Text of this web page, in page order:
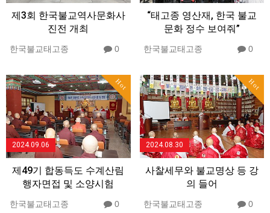
제3회 한국불교역사문화사
진전 개최
한국불교태고종 0
“태고종 영산재, 한국 불교
문화 정수 보여줘”
한국불교태고종 0
Hot
2024.09.06
제49기 합동득도 수계산림
행자면접 및 소양시험
한국불교태고종 0
Hot
2024.08.30
사찰세무와 불교명상 등 강
의 들어
한국불교태고종 0